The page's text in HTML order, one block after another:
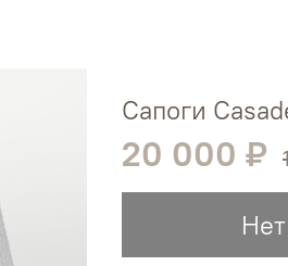
Сапоги
20 000 ₽